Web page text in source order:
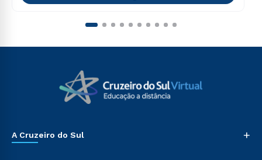
A Cruzeiro do Sul +